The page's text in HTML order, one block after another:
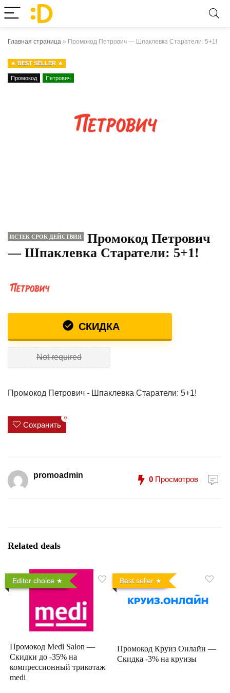
Главная страница » Промокод Петрович — Шпаклевка Старатели: 5+1!
BEST SELLER
Промокод Петрович
ИСТЕК СРОК ДЕЙСТВИЯ
Промокод Петрович
— Шпаклевка Старатели: 5+1!
СКИДКА
Not required
Промокод Петрович - Шпаклевка Старатели: 5+1!
Сохранить
0
promoadmin 0 Просмотров
Related deals
Editor choice
Промокод Medi Salon —
Скидки до -35% на
компрессионный трикотаж
medi
Best seller
Промокод Круиз Онлайн —
Скидка -3% на круизы